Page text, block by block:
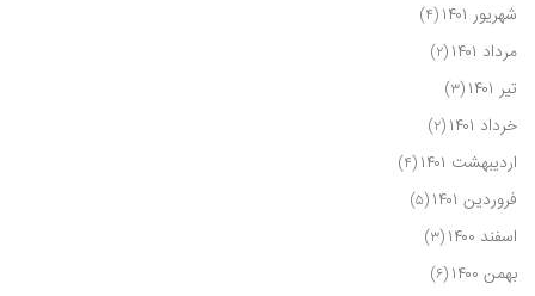
شهریور ۱۴۰۱ (۴)
مرداد ۱۴۰۱ (۲)
تیر ۱۴۰۱ (۳)
خرداد ۱۴۰۱ (۲)
اردیبهشت ۱۴۰۱ (۴)
فروردین ۱۴۰۱ (۵)
اسفند ۱۴۰۰ (۳)
بهمن ۱۴۰۰ (۶)